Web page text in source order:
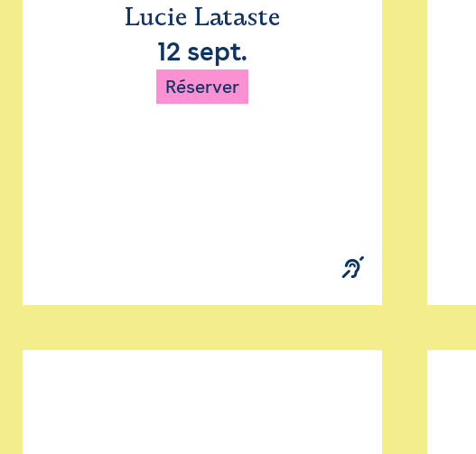
Lucie Lataste
12 sept.
Réserver